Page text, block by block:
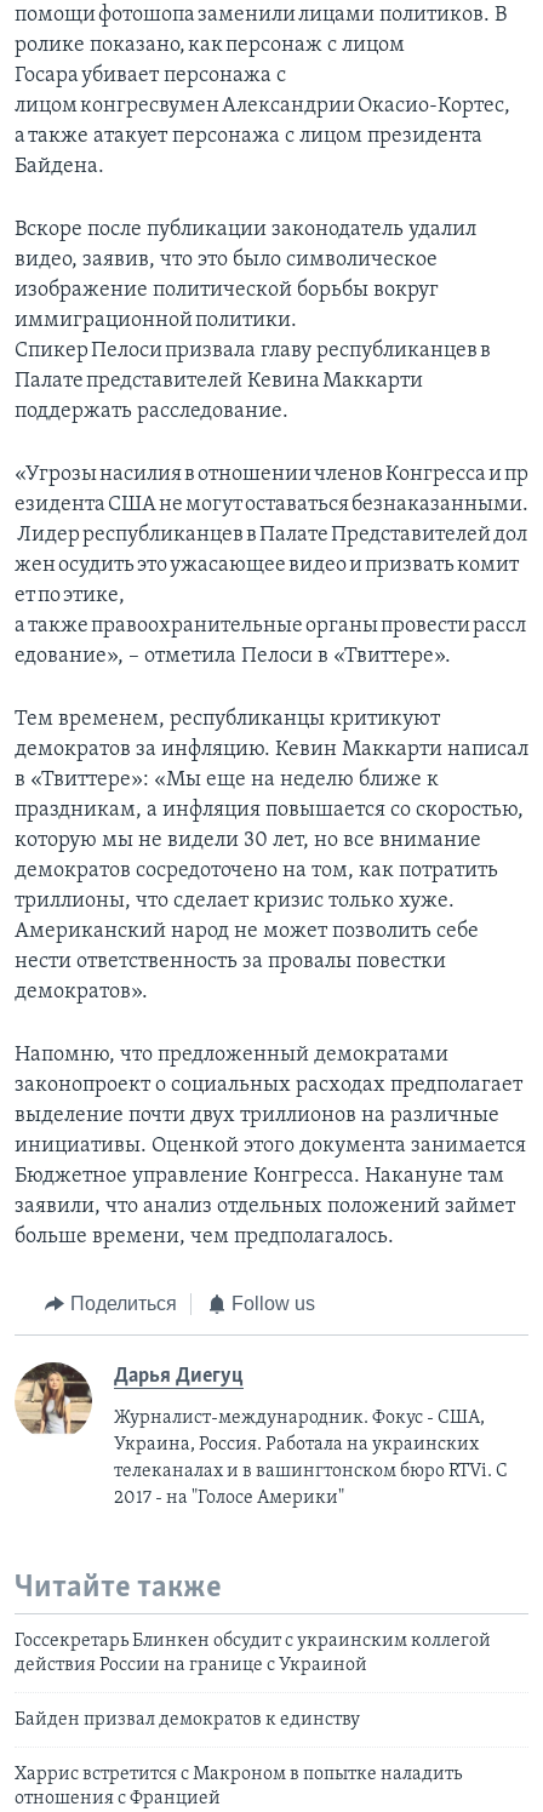
помощи фотошопа заменили лицами политиков. В
ролике показано, как персонаж с лицом
Госара убивает персонажа с
лицом конгресвумен Александрии Окасио-Кортес,
а также атакует персонажа с лицом президента
Байдена.
Вскоре после публикации законодатель удалил
видео, заявив, что это было символическое
изображение политической борьбы вокруг
иммиграционной политики.
Спикер Пелоси призвала главу республиканцев в
Палате представителей Кевина Маккарти
поддержать расследование.
«Угрозы насилия в отношении членов Конгресса и пр
езидента США не могут оставаться безнаказанными.
Лидер республиканцев в Палате Представителей дол
жен осудить это ужасающее видео и призвать комит
ет по этике,
а также правоохранительные органы провести рассл
едование», – отметила Пелоси в «Твиттере».
Тем временем, республиканцы критикуют
демократов за инфляцию. Кевин Маккарти написал
в «Твиттере»: «Мы еще на неделю ближе к
праздникам, а инфляция повышается со скоростью,
которую мы не видели 30 лет, но все внимание
демократов сосредоточено на том, как потратить
триллионы, что сделает кризис только хуже.
Американский народ не может позволить себе
нести ответственность за провалы повестки
демократов».
Напомню, что предложенный демократами
законопроект о социальных расходах предполагает
выделение почти двух триллионов на различные
инициативы. Оценкой этого документа занимается
Бюджетное управление Конгресса. Накануне там
заявили, что анализ отдельных положений займет
больше времени, чем предполагалось.
Поделиться Follow us
Дарья Диегуц
Журналист-международник. Фокус - США,
Украина, Россия. Работала на украинских
телеканалах и в вашингтонском бюро RTVi. С
2017 - на "Голосе Америки"
Читайте также
Госсекретарь Блинкен обсудит с украинским коллегой
действия России на границе с Украиной
Байден призвал демократов к единству
Харрис встретится с Макроном в попытке наладить
отношения с Францией